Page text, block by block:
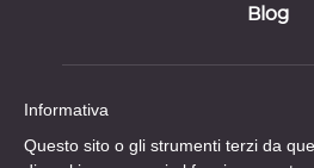
Blog
Informativa
Questo sito o gli strumenti terzi da